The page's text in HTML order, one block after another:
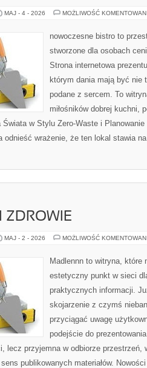
MAJ - 4 - 2026 MOŻLIWOŚĆ
nowoczesne bistro to
stworzone dla osobach
Strona internetowa
którym dania mają być nie
podane z sercem. To
miłośników dobrej kuchni,
w Stylu Zero-Waste i Planowanie
odnieść wrażenie, że ten lokal stawia
ZDROWIE
MAJ - 2 - 2026 MOŻLIWOŚĆ
Madlennn to witryna, które
estetyczny punkt w sieci
praktycznych informacji.
skojarzenie z czymś
przyciągać uwagę
podejście do
lecz przyjemna w odbiorze przestrzeń,
publikowanych materiałów.